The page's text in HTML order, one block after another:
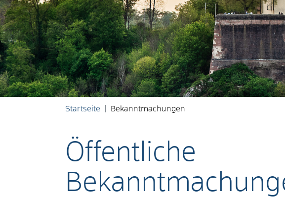
Startseite Bekanntmachungen
Öffentliche